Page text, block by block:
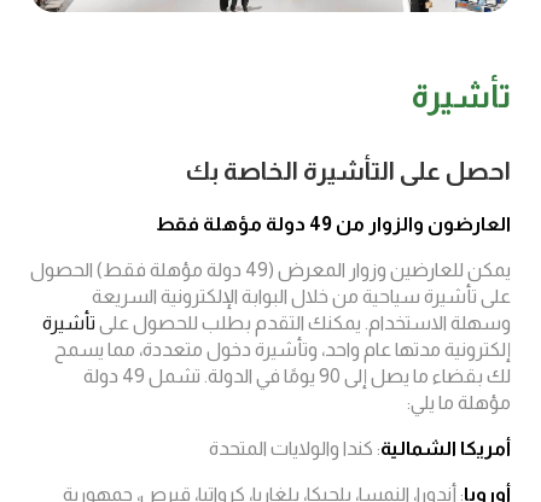
تأشيرة
احصل على التأشيرة الخاصة بك
العارضون والزوار من 49 دولة مؤهلة فقط
يمكن للعارضين وزوار المعرض (49 دولة مؤهلة فقط) الحصول
على تأشيرة سياحية من خلال البوابة الإلكترونية السريعة
وسهلة الاستخدام. يمكنك التقدم بطلب للحصول على تأشيرة
إلكترونية مدتها عام واحد، وتأشيرة دخول متعددة، مما يسمح
لك بقضاء ما يصل إلى 90 يومًا في الدولة. تشمل 49 دولة
مؤهلة ما يلي:
أمريكا الشمالية: كندا والولايات المتحدة
أوروبا: أندورا، النمسا، بلجيكا، بلغاريا، كرواتيا، قبرص، جمهورية